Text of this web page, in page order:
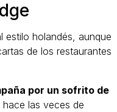
estilo holandés, aunque
de los restaurantes
por un sofrito de
las veces de